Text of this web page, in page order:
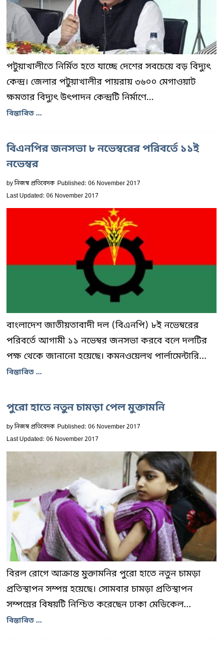
পটুয়াখালীতে নির্মিত হতে যাচ্ছে দেশের সবচেয়ে বড় বিদ্যুৎ
কেন্দ্র। জেলার পটুয়াখালীর পায়রায় ৩৬০০ মেগাওয়াট
ক্ষমতার বিদ্যুৎ উৎপাদন কেন্দ্রটি নির্মাণে...
বিস্তারিত ...
বিএনপির জনসভা ৮ নভেম্বরের পরিবর্তে ১১ই
নভেম্বর
byনিজস্ব প্রতিবেদক Published: 06 November 2017
Last Updated: 06 November 2017
বাংলাদেশ জাতীয়তাবাদী দল (বিএনপি) ৮ই নভেম্বরের
পরিবর্তে আগামী ১১ নভেম্বর জনসভা করবে বলে দলটির
পক্ষ থেকে জানানো হয়েছে। কমনওয়েলথ পার্লামেন্টারি...
বিস্তারিত ...
পুরো হাতে নতুন চামড়া পেল মুক্তামনি
byনিজস্ব প্রতিবেদক Published: 06 November 2017
Last Updated: 06 November 2017
বিরল রোগে আক্রান্ত মুক্তামনির পুরো হাতে নতুন চামড়া
প্রতিস্থাপন সম্পন্ন হয়েছে। সোমবার চামড়া প্রতিস্থাপন
সম্পন্নের বিষয়টি নিশ্চিত করেছেন ঢাকা মেডিকেল...
বিস্তারিত ...